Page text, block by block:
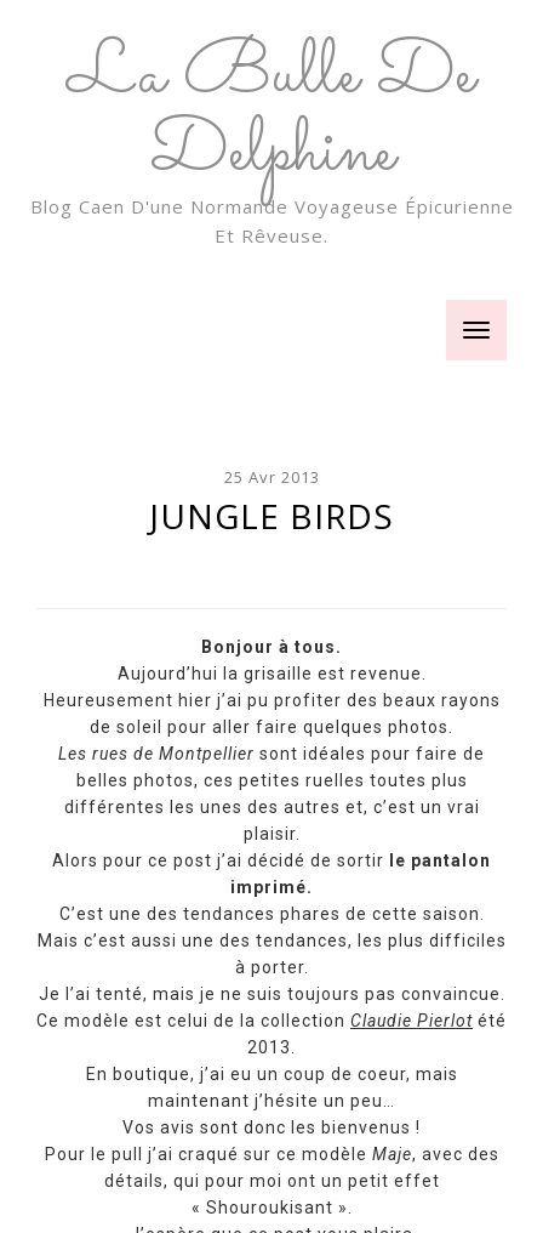
La Bulle De
Delphine
Blog Caen D'une Normande Voyageuse Épicurienne
Et Rêveuse.
Toggle
25 Avr 2013
JUNGLE BIRDS
Bonjour à tous.
Aujourd’hui la grisaille est revenue.
Heureusement hier j’ai pu profiter des beaux rayons
de soleil pour aller faire quelques photos.
Les rues de Montpellier sont idéales pour faire de
belles photos, ces petites ruelles toutes plus
différentes les unes des autres et, c’est un vrai
plaisir.
Alors pour ce post j’ai décidé de sortir
le pantalon
imprimé.
C’est une des tendances phares de cette saison.
Mais c’est aussi une des tendances, les plus difficiles
à porter.
Je l’ai tenté, mais je ne suis toujours pas convaincue.
Ce modèle est celui de la collection Claudie Pierlot été
2013.
En boutique, j’ai eu un coup de coeur, mais
maintenant j’hésite un peu…
Vos avis sont donc les bienvenus !
Pour le pull j’ai craqué sur ce modèle Maje, avec des
détails, qui pour moi ont un petit effet
« Shouroukisant ».